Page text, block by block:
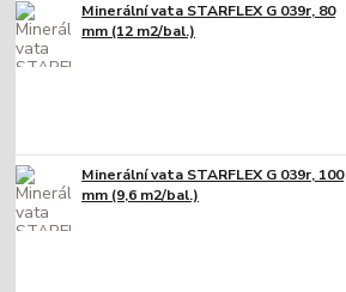
Minerální vata STARFLEX G 039r, 80
mm (12 m2/bal.)
Minerální vata STARFLEX G 039r, 100
mm (9,6 m2/bal.)